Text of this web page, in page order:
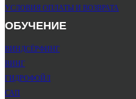
УСЛОВИЯ ОПЛАТЫ И ВОЗВРАТА
ОБУЧЕНИЕ
ВИНДСЁРФИНГ
ВИНГ
ГИДРОФОЙЛ
САП